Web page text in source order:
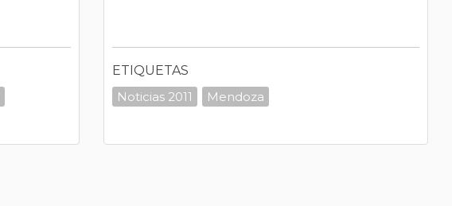
ETIQUETAS
Noticias 2011
Mendoza